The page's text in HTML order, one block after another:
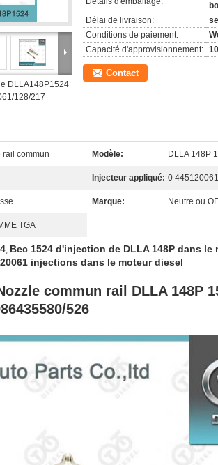
DLLA148P1524
128/217
Délai de livraison:
Conditions de paiement:
Capacité d'approvisionnement:
Contact
rail commun Modèle: DLLA 148P
Injecteur appliqué: 0
Marque: Neutre ou
TGA
, Bec 1524 d'injection de DLLA 148P dans le
injections dans le moteur diesel
commun rail DLLA 148P
526